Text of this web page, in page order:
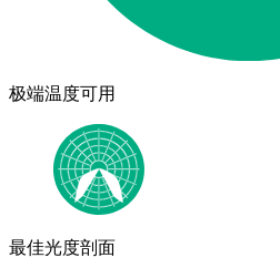
极端温度可用
最佳光度剖面